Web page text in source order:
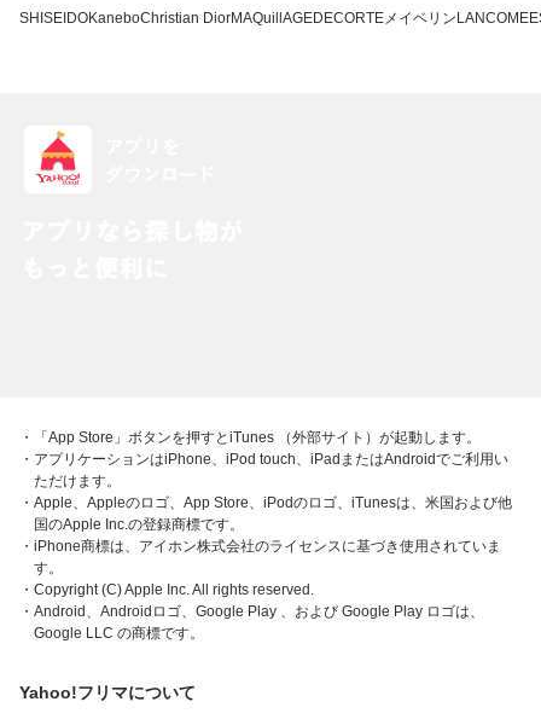
SHISEIDOKaneboChristian DiorMAQuillAGEDECORTEメイベリン LANCOME
・「App Store」ボタンを押すとiTunes （外部サイト）が起動します。
・アプリケーションはiPhone、iPod touch、iPadまたはAndroidでご利用い
ただけます。
・Apple、Appleのロゴ、App Store、iPodのロゴ、iTunesは、米国および他
国のApple Inc.の登録商標です。
・iPhone商標は、アイホン株式会社のライセンスに基づき使用されていま
す。
・Copyright (C) Apple Inc. All rights reserved.
・Android、Androidロゴ、Google Play 、および Google Play ロゴは、
Google LLC の商標です。
Yahoo!フリマについて